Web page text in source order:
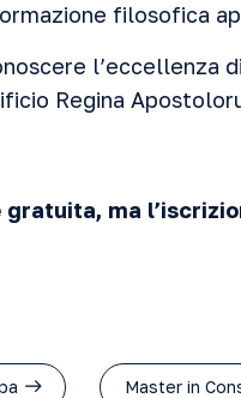
filosofica
l’eccellenza
Regina
gratuita, ma
Master in